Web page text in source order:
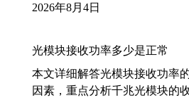
2026年8月4日
光模块接收功率多少是正常
本文详细解答光模块接收功率
因素，重点分析千兆光模块的